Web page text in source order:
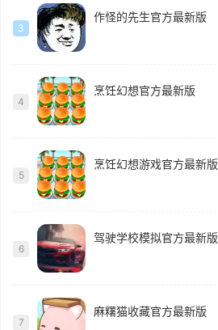
3
作怪的先生官方最新版
4
烹饪幻想官方最新版
5
烹饪幻想游戏官方最新版
6
驾驶学校模拟官方最新版
7
麻糬猫收藏官方最新版